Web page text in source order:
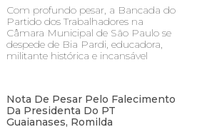
Com profundo pesar, a Bancada do
Partido dos Trabalhadores na
Câmara Municipal de São Paulo se
despede de Bia Pardi, educadora,
militante histórica e incansável
Nota De Pesar Pelo Falecimento
Da Presidenta Do PT
Guaianases, Romilda